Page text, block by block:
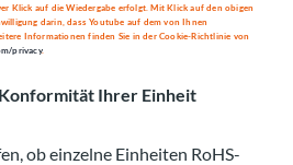
Klick auf die Wiedergabe erfolgt. Mit Klick auf den obigen
darin, dass Youtube auf dem von Ihnen
Informationen finden Sie in der Cookie-Richtlinie von
privacy.
Ihrer Einheit
ob einzelne Einheiten RoHS-